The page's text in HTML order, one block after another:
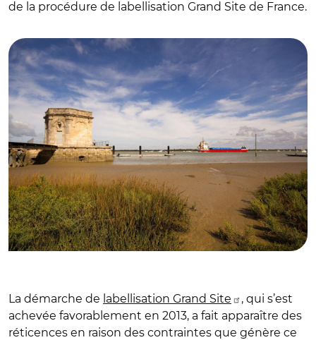
de la procédure de labellisation Grand Site de France.
La démarche de labellisation Grand Site
, qui s’est
achevée favorablement en 2013, a fait apparaître des
réticences en raison des contraintes que génère ce